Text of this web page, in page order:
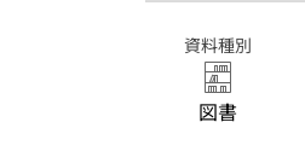
資料種別
図書